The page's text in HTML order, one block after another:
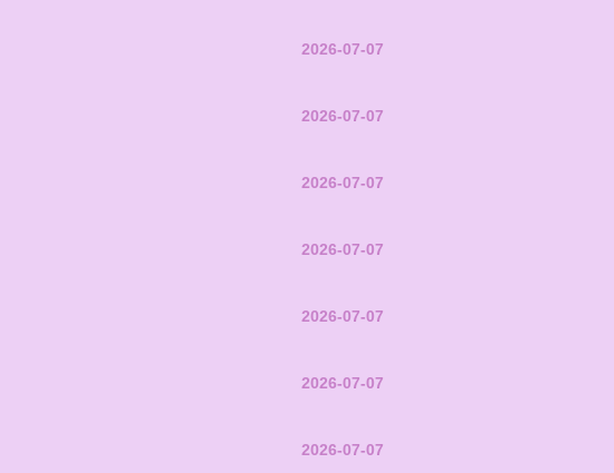
2026-07-07
2026-07-07
2026-07-07
2026-07-07
2026-07-07
2026-07-07
2026-07-07